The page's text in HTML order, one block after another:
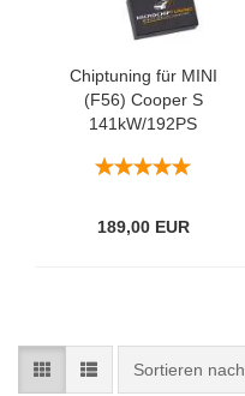
Chiptuning für MINI
(F56) Cooper S
141kW/192PS
189,00 EUR
Sortieren nach